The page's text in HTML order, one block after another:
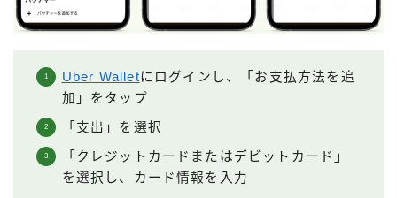
Uber Walletにログインし、「お支払方法を追
加」をタップ
「支出」を選択
「クレジットカードまたはデビットカード」
を選択し、カード情報を入力